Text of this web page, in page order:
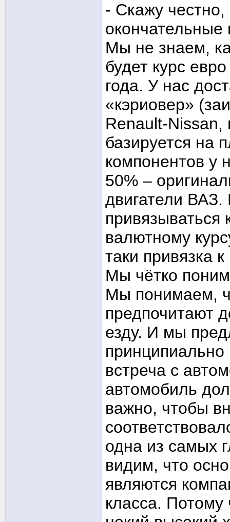
- Скажу
Мы не знаем,
будет курс
года. У нас
«кэриовер»
Renault-
базируется на
компонентов у
50% –
двигатели
привязываться
валютному
таки привязка
Мы чётко
Мы понимаем,
предпочитают
езду. И мы
принципиально
встреча с
автомобиль
важно, чтобы
одна из самых
видим, что
являются
класса.